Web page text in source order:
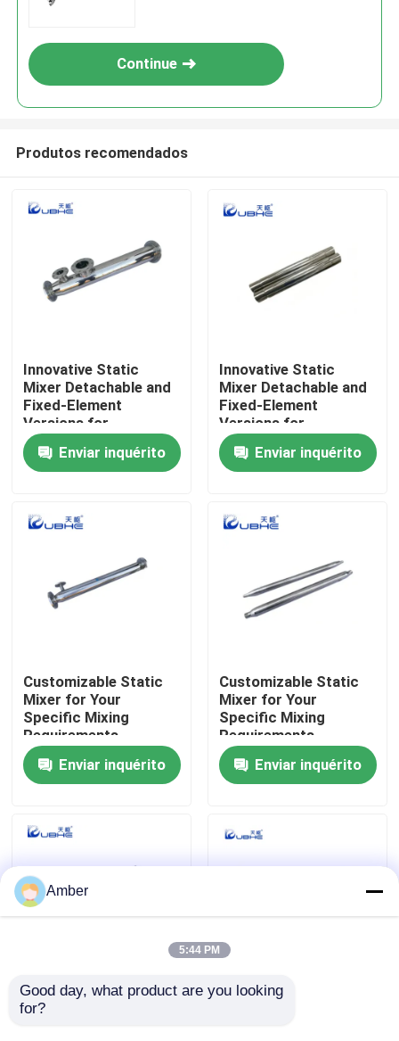
Casa
Produtos
Sobre nós
Excursão da fábrica
Contate-nos
Notícia
Continue
Produtos recomendados
Innovative Static
Mixer Detachable and
Fixed-Element
Versions for
Customizable Surface
TreatmentEnviar inquérito
Innovative Static
Mixer Detachable and
Fixed-Element
Versions for
Customizable Surface
TreatmentEnviar inquérito
Customizable Static
Mixer for Your
Specific Mixing
Requirements
Enviar inquérito
Customizable Static
Mixer for Your
Specific Mixing
Requirements
Enviar inquérito
Obtenha
homogeneidade
Homogeneização
Amber
5:44 PM
Good day, what product are you looking
for?